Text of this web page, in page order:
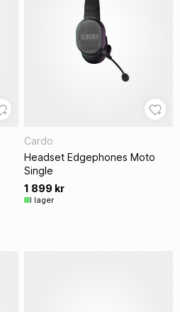
Cardo
Headset Edgephones Moto
Single
1 899 kr
I lager